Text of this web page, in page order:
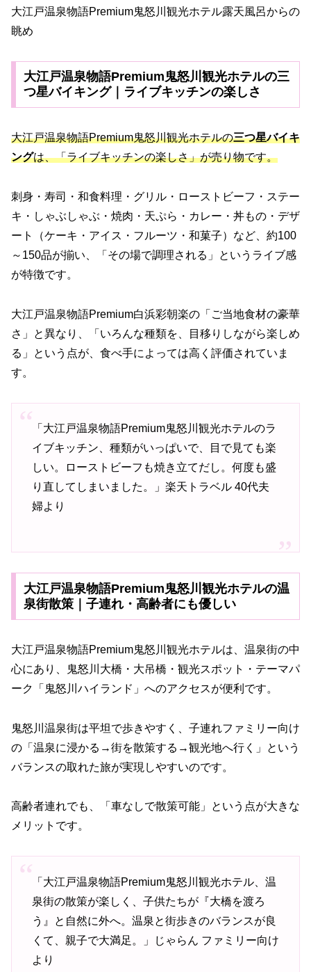
大江戸温泉物語Premium鬼怒川観光ホテル露天風呂からの
眺め
大江戸温泉物語Premium鬼怒川観光ホテルの三
つ星バイキング｜ライブキッチンの楽しさ
大江戸温泉物語Premium鬼怒川観光ホテルの三つ星バイキ
ングは、「ライブキッチンの楽しさ」が売り物です。
刺身・寿司・和食料理・グリル・ローストビーフ・ステー
キ・しゃぶしゃぶ・焼肉・天ぷら・カレー・丼もの・デザ
ート（ケーキ・アイス・フルーツ・和菓子）など、約100
～150品が揃い、「その場で調理される」というライブ感
が特徴です。
大江戸温泉物語Premium白浜彩朝楽の「ご当地食材の豪華
さ」と異なり、「いろんな種類を、目移りしながら楽しめ
る」という点が、食べ手によっては高く評価されていま
す。
「大江戸温泉物語Premium鬼怒川観光ホテルのラ
イブキッチン、種類がいっぱいで、目で見ても楽
しい。ローストビーフも焼き立てだし。何度も盛
り直してしまいました。」楽天トラベル 40代夫
婦より
大江戸温泉物語Premium鬼怒川観光ホテルの温
泉街散策｜子連れ・高齢者にも優しい
大江戸温泉物語Premium鬼怒川観光ホテルは、温泉街の中
心にあり、鬼怒川大橋・大吊橋・観光スポット・テーマパ
ーク「鬼怒川ハイランド」へのアクセスが便利です。
鬼怒川温泉街は平坦で歩きやすく、子連れファミリー向け
の「温泉に浸かる→街を散策する→観光地へ行く」という
バランスの取れた旅が実現しやすいのです。
高齢者連れでも、「車なしで散策可能」という点が大きな
メリットです。
「大江戸温泉物語Premium鬼怒川観光ホテル、温
泉街の散策が楽しく、子供たちが『大橋を渡ろ
う』と自然に外へ。温泉と街歩きのバランスが良
くて、親子で大満足。」じゃらん ファミリー向け
より